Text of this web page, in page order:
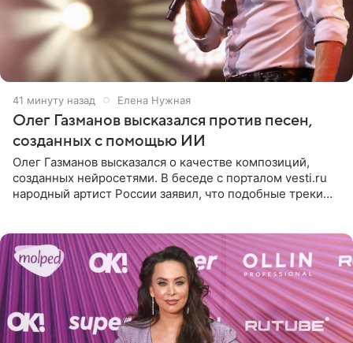
41 минуту назад Елена Нужная
Олег Газманов высказался против песен,
созданных с помощью ИИ
Олег Газманов высказался о качестве композиций,
созданных нейросетями. В беседе с порталом vesti.ru
народный артист России заявил, что подобные треки